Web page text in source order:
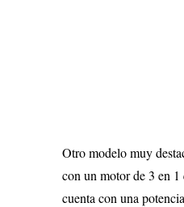
Otro modelo muy
con un motor de 3 en
cuenta con una